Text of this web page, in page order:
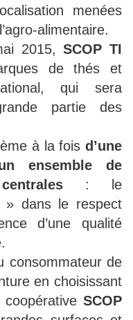
menées
alimentaire.
2015,SCOP TI
de thés et
qui sera
partie des
à la fois d’une
ensemble de
: le
» dans le respect
d’une qualité
consommateur de
en choisissant
SCOP